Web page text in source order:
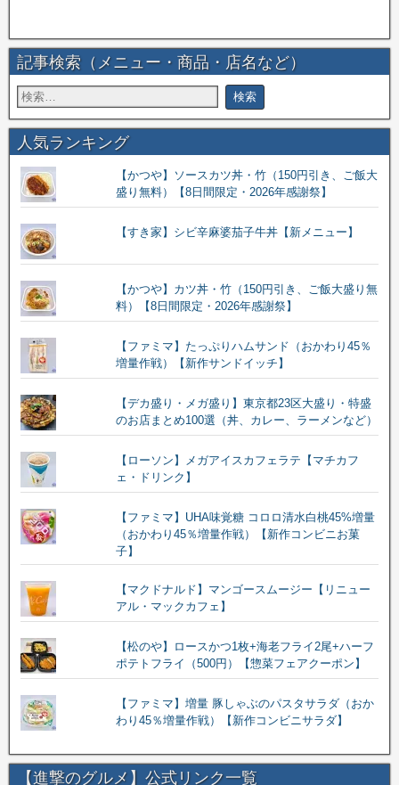
記事検索（メニュー・商品・店名など）
人気ランキング
【かつや】ソースカツ丼・竹（150円引き、ご飯大
盛り無料）【8日間限定・2026年感謝祭】
【すき家】シビ辛麻婆茄子牛丼【新メニュー】
【かつや】カツ丼・竹（150円引き、ご飯大盛り無
料）【8日間限定・2026年感謝祭】
【ファミマ】たっぷりハムサンド（おかわり45％
増量作戦）【新作サンドイッチ】
【デカ盛り・メガ盛り】東京都23区大盛り・特盛
のお店まとめ100選（丼、カレー、ラーメンなど）
【ローソン】メガアイスカフェラテ【マチカフ
ェ・ドリンク】
【ファミマ】UHA味覚糖 コロロ清水白桃45%増量
（おかわり45％増量作戦）【新作コンビニお菓
子】
【マクドナルド】マンゴースムージー【リニュー
アル・マックカフェ】
【松のや】ロースかつ1枚+海老フライ2尾+ハーフ
ポテトフライ（500円）【惣菜フェアクーポン】
【ファミマ】増量 豚しゃぶのパスタサラダ（おか
わり45％増量作戦）【新作コンビニサラダ】
【進撃のグルメ】公式リンク一覧